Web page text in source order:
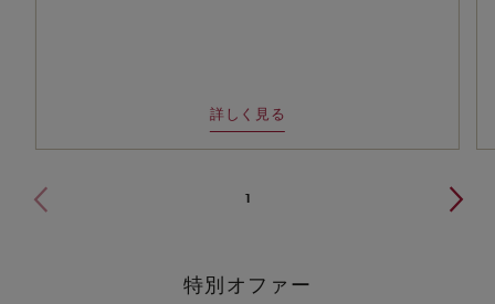
詳しく見る
1
特別オファー